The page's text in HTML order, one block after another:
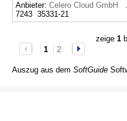
Anbieter: Celero Cloud GmbH
7243 35331-21
zeige 1
1
2
Auszug aus dem SoftGuide